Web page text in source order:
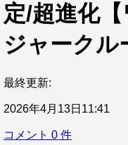
定/超進化
ジャークル
最終更新:
2026年4月13日11:41
コメント 0 件